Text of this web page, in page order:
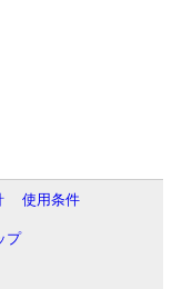
使用条件
プ